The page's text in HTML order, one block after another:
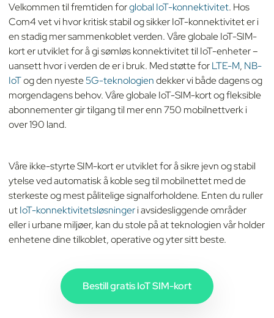
Velkommen til fremtiden forglobal IoT-konnektivitet. Hos
Com4 vet vi hvor kritisk stabil og sikker IoT-konnektivitet er i
en stadig mer sammenkoblet verden. Våre globale IoT-SIM-
kort er utviklet for å gi sømløs konnektivitet til IoT-enheter –
uansett hvor i verden de er i bruk. Med støtte forLTE-M, NB-
IoTog den nyeste5G-teknologiendekker vi både dagens og
morgendagens behov. Våre globale IoT-SIM-kort og fleksible
abonnementer gir tilgang til mer enn 750 mobilnettverk i
over 190 land.
Våre ikke-styrte SIM-kort er utviklet for å sikre jevn og stabil
ytelse ved automatisk å koble seg til mobilnettet med de
sterkeste og mest pålitelige signalforholdene. Enten du ruller
utIoT-konnektivitetsløsningeri avsidesliggende områder
eller i urbane miljøer, kan du stole på at teknologien vår holder
enhetene dine tilkoblet, operative og yter sitt beste.
Bestill gratis IoT SIM-kort